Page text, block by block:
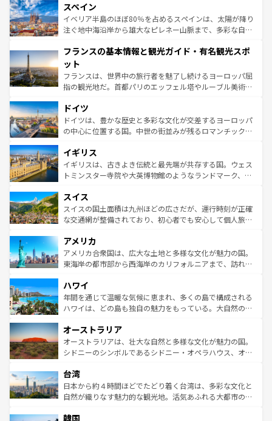
ろん、トスカーナの美しい田園風景やアマルフィ海岸の絶
景など、自然景観も見逃せない。観光の合間には、本場の
ピザやパスタなど、絶品のイタリア料理を堪能することも
ませてくれるイタリアで、忘れられない旅をしてみよう！
なお、新着のイタリア情報は
しい。
スペイン
イベリア半島のほぼ80％を占めるスペインは、太陽が降り
注ぐ地中海沿岸から雄大なピレネー山脈まで、多彩な自然
文化が根付くこの国では、情熱的なフラメンコ、熱気あふ
れる闘牛、そして美味しいタパスが生活の一部となってい
る。首都マドリードの洗練された雰囲気や、バルセロナの
アートに溢れた街角から、地方では古代ローマ遺跡や中世
せる。地方によって風土や気候が異なるスペインはその個
性で訪れる人を魅了する。 なお、新着のスペイン情報は コ
ンテンツ一覧を参照してほしい。
フランスの基本情報と観光ガイド・有名観光スポ
ット
フランスは、世界中の旅行者を魅了し続けるヨーロッパ屈
指の観光地だ。首都パリのエッフェル塔やルーブル美術館
で、幅広い魅力が詰まっている。華麗な宮殿、歴史的な大
聖堂、美しいビーチ、そして豊かな自然が、訪れる者を心
から魅了する。また、フランスは美食の国としても知ら
いる。シャンパンの発祥地であるランス、プロヴァンスの
香り高いラベンダー畑など、多彩な楽しみ方が可能だ。さ
らに、パリ以外の地域にも魅力が溢れており、どの街角に
れる地方に足を運ぶとそれぞれで全く異なる文化を体験で
きるだろう。 なお、新着のフランス情報はコンテンツ一覧
を参照してほしい。
ドイツ
ドイツは、豊かな歴史と多彩な文化が交差するヨーロッパ
の中心に位置する国。中世の街並みが残るロマンチック街
顔を持つこの国は、どこを歩いても飽きることがない。ベ
ルリンの文化的活気、バイエルン州のアルプスの絶景、そ
してライン川沿いのワイン畑といった風景は必見。ビール
は、お酒好きな人にはぜひ体験してほしい。 なお、新着の
ドイツ情報はコンテンツ一覧を参照してほしい。
イギリス
イギリスは、古きよき伝統と最先端が共存する国。ウェス
トミンスター寺院や大英博物館のようなランドマーク、歴
リアごとに異なる魅力がある。また、優雅なアフタヌーン
ティー、ビール好きにはたまらない英国パブ、サッカー観
戦など、本場だからこそできる体験も豊富。イギリスを旅
ンツ一覧を参照してほしい。
スイス
スイスの国土面積は九州ほどの広さだが、運行時刻が正確
な交通網が整備されており、初心者でも安心して個人旅行
の建物がそのまま残る町や、スイスならではのユニークな
博物館もあり、アルプス観光だけでなく町歩きも満喫する
ことができる。国民の所得が高いため物価も高いが、旅行
ば市内交通費無料で観光を楽しむこともできる。 なお、新
着のスイス情報はコンテンツ一覧 を参照してほしい。
アメリカ
アメリカ合衆国は、広大な土地と多様な文化が魅力の国。
東海岸の都市部から西海岸のカリフォルニアまで、訪れる
のような巨大都市は、観光、ショッピング、エンターテイ
ンメントが詰まった刺激的なスポットだ。一方、アメリカ
西部には大自然が広がり、グランドキャニオンやイエロー
部のニューオーリンズでは、音楽と美食が融合した独特の
文化が魅力。旅行者はアメリカの各地域で異なる魅力を楽
しみながら、その多様性と豊かな歴史を感じることができ
ならではの贅沢な旅のスタイルだ。 なお、新着のアメリカ
情報はコンテンツ一覧を参照してほしい。
ハワイ
年間を通じて温暖な気候に恵まれ、多くの島で構成される
ハワイは、どの島も独自の魅力をもっている。大自然の神
ワイ島は見逃せない。また、定番の観光地といえばオアフ
島だが、静かな自然を求めるならマウイ島やカウアイ島が
おすすめ。エメラルドグリーンに輝く海をはじめ、豊かな
れるおもてなしの心で訪れる人々を迎えてくれるハワイの
人々、おいしいローカルフードやハワイアンミュージッ
ク、伝統的なフラダンスなど、すべてがハワイの魅力を彩
ワイを、存分に味わってほしい。 なお、新着のハワイ情報
オーストラリア
オーストラリアは、壮大な自然と多様な文化が魅力の国。
シドニーのシンボルであるシドニー・オペラハウス、オー
リアリーフや大陸中央部にそびえるウルル（エアーズロッ
ク）、タスマニアの美しい原生林やケアンズの熱帯雨林な
ど、見どころがたくさん。また、カフェやワイン、オージ
いる。アクティビティも充実しており、サーフィンやダイ
台湾
日本から約４時間ほどでたどり着く台湾は、多彩な文化と
自然が織りなす魅力的な観光地。活気あふれる大都市の台
ン）、静ひつな山岳地帯である台湾東部など、都市の喧騒
韓国